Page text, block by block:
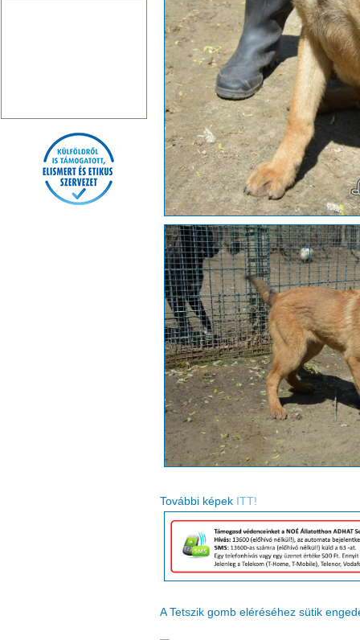
További képek ITT!
A Tetszik gomb eléréséhez sütik